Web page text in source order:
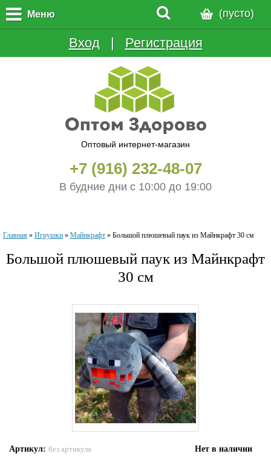
Вход
  |
Регистрация
(пусто)
Оптовый интернет-магазин
+7 (916) 232-48-07
В будние дни с 10:00 до 19:00
Меню
Главная » Игрушки » Майнкрафт » Большой плюшевый паук из Майнкрафт 30 см
Большой плюшевый паук из Майнкрафт
30 см
Артикул: без артикула Нет в наличии